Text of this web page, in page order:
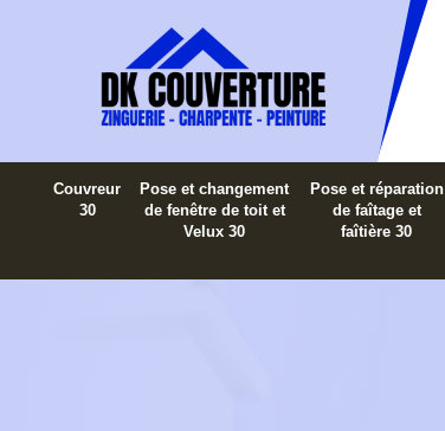
Couvreur
30
Pose et changement
de fenêtre de toit et
Velux 30
Pose et réparation
de faîtage et
faîtière 30